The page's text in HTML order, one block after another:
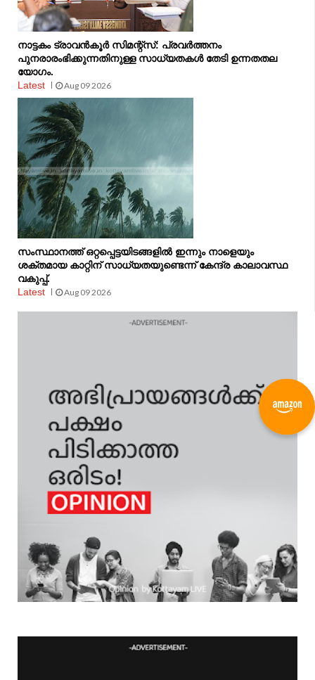
നാട്ടകം ട്രാവൻകൂർ സിമന്റ്‌സ്: പ്രവർത്തനം
പുനരാരംഭിക്കുന്നതിനുള്ള സാധ്യതകൾ തേടി ഉന്നതതല
യോഗം.
Latest
Aug 09 2026
സംസ്ഥാനത്ത് ഒറ്റപ്പെട്ടയിടങ്ങളിൽ ഇന്നും നാളെയും
ശക്തമായ കാറ്റിന് സാധ്യതയുണ്ടെന്ന് കേന്ദ്ര കാലാവസ്ഥ
വകുപ്പ്.
Latest
Aug 09 2026